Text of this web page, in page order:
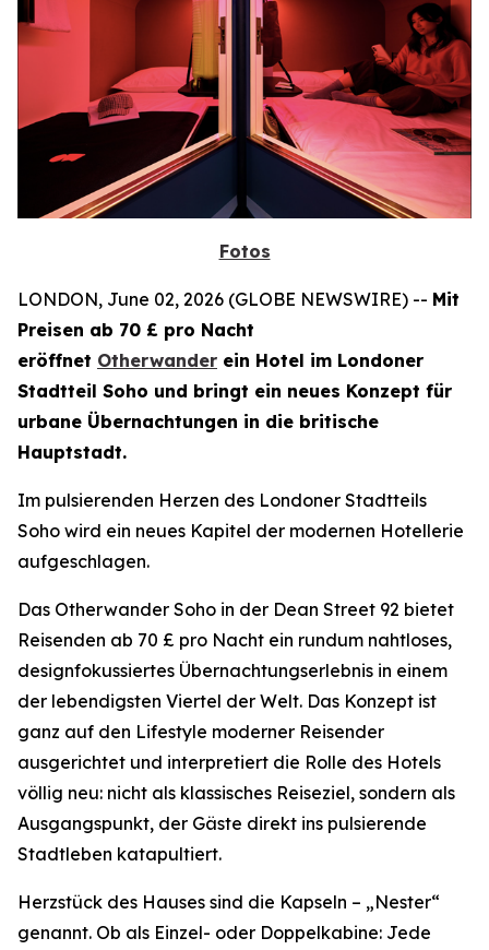
Fotos
LONDON, June 02, 2026 (GLOBE NEWSWIRE) -- Mit
Preisen ab 70 £ pro Nacht
eröffnet Otherwander ein Hotel im Londoner
Stadtteil Soho und bringt ein neues Konzept für
urbane Übernachtungen in die britische
Hauptstadt.
Im pulsierenden Herzen des Londoner Stadtteils
Soho wird ein neues Kapitel der modernen Hotellerie
aufgeschlagen.
Das Otherwander Soho in der Dean Street 92 bietet
Reisenden ab 70 £ pro Nacht ein rundum nahtloses,
designfokussiertes Übernachtungserlebnis in einem
der lebendigsten Viertel der Welt. Das Konzept ist
ganz auf den Lifestyle moderner Reisender
ausgerichtet und interpretiert die Rolle des Hotels
völlig neu: nicht als klassisches Reiseziel, sondern als
Ausgangspunkt, der Gäste direkt ins pulsierende
Stadtleben katapultiert.
Herzstück des Hauses sind die Kapseln – „Nester“
genannt. Ob als Einzel- oder Doppelkabine: Jede